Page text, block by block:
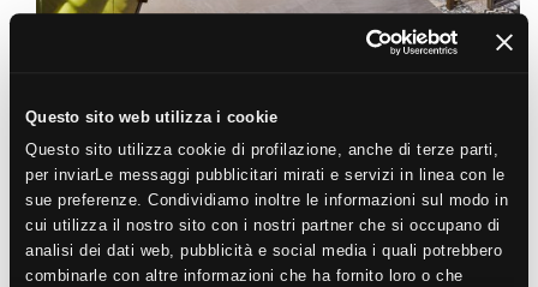
Questo sito web utilizza i cookie
Questo sito utilizza cookie di profilazione, anche di terze parti,
per inviarLe messaggi pubblicitari mirati e servizi in linea con le
sue preferenze. Condividiamo inoltre le informazioni sul modo in
cui utilizza il nostro sito con i nostri partner che si occupano di
analisi dei dati web, pubblicità e social media i quali potrebbero
combinarle con altre informazioni che ha fornito loro o che